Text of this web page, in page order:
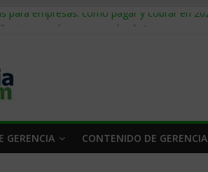
para empresas: cómo pagar y cobrar en
en la cadena de suministro: qué hacer
de EE. UU.: cómo segmentarlo y
GERENCIA CONTENIDO DE GERENCIA